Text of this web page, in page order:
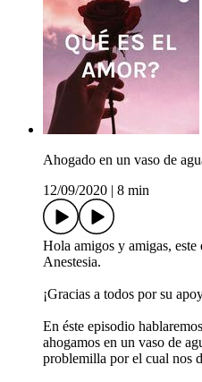
Ahogado en un vaso de
12/09/2020
8 min
Hola amigos y amigas,
Anestesia.
¡Gracias a todos por su
En éste episodio
ahogamos en un vaso de
problemilla por el cual nos